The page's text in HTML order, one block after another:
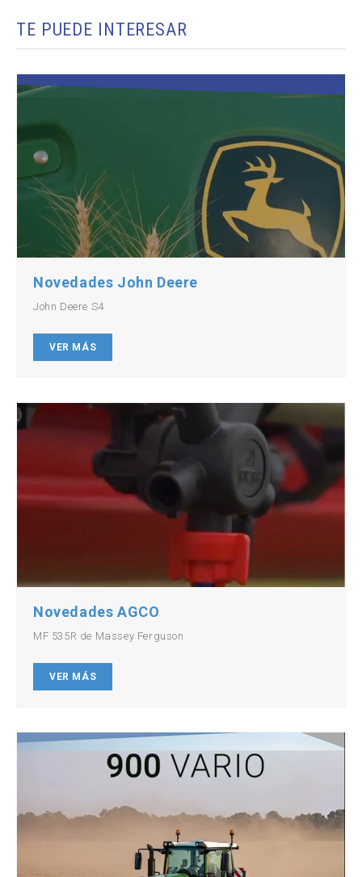
TE PUEDE INTERESAR
Novedades John Deere
John Deere S4
VER MÁS
Novedades AGCO
MF 535R de Massey Ferguson
VER MÁS